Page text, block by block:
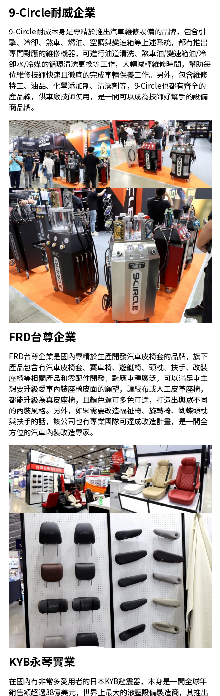
9-Circle耐威企業
9-Circle耐威本身是專精於推出汽車維修設備的品牌，包含引
擎、冷卻、煞車、燃油、空調與變速箱等上述系統，都有推出
專門對應的維修機器，可進行油道清洗、煞車油/變速箱油/冷
卻水/冷媒的循環清洗更換等工作，大幅減輕維修時間，幫助每
位維修技師快速且徹底的完成車輛保養工作。另外，包含維修
特工、油品、化學添加劑、清潔劑等，9-Circle也都有齊全的
產品線，供車廠技師使用，是一間可以成為技師好幫手的設備
商品牌。
FRD台尊企業
FRD台尊企業是國內專精於生產開發汽車皮椅套的品牌，旗下
產品包含有汽車皮椅套、賽車椅、遊艇椅、頭枕、扶手、改裝
座椅等相關產品和零配件開發，對應車種廣泛，可以滿足車主
想要升級愛車內裝座椅皮面的願望，讓絨布或人工皮革座椅，
都能升級為真皮座椅，且顏色還可多色可選，打造出與眾不同
的內裝風格。另外，如果需要改造福祉椅、旋轉椅、蝴蝶頭枕
與扶手的話，該公司也有專業團隊可達成改造計畫，是一間全
方位的汽車內裝改造專家。
KYB永琴實業
在國內有非常多愛用者的日本KYB避震器，本身是一間全球年
銷售額超過38億美元，世界上最大的液壓設備製造商，其推出